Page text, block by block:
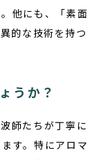
他にも、「素面
的な技術を持つ
うか？
師たちが丁寧に
す。特にアロマ